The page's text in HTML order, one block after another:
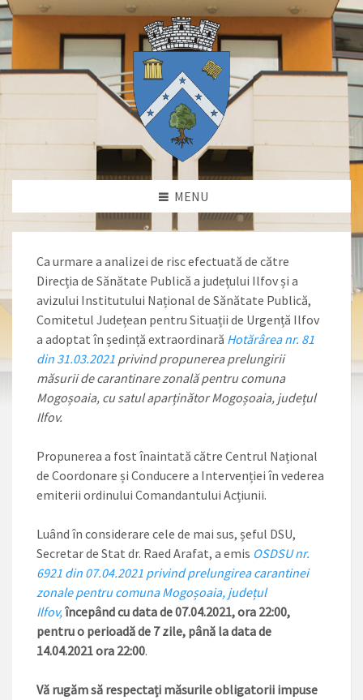
MENU
Ca urmare a analizei de risc efectuată de către
Direcția de Sănătate Publică a județului Ilfov și a
avizului Institutului Național de Sănătate Publică,
Comitetul Județean pentru Situații de Urgență Ilfov
a adoptat în ședință extraordinară Hotărârea nr. 81
din 31.03.2021 privind propunerea prelungirii
măsurii de carantinare zonală pentru comuna
Mogoșoaia, cu satul aparținător Mogoșoaia, județul
Ilfov.
Propunerea a fost înaintată către Centrul Național
de Coordonare și Conducere a Intervenției în vederea
emiterii ordinului Comandantului Acțiunii.
Luând în considerare cele de mai sus, șeful DSU,
Secretar de Stat dr. Raed Arafat, a emis OSDSUnr.
6921 din 07.04.2021 privind prelungirea carantinei
zonale pentrucomuna Mogoșoaia, județul
Ilfov,începând cu data de 07.04.2021, ora 22:00,
pentru o perioadă de 7 zile, până la data de
14.04.2021 ora 22:00.
Vă rugăm să respectați măsurile obligatorii impuse